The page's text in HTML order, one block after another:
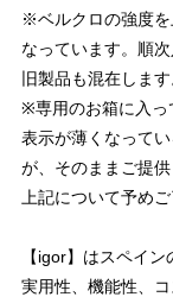
※ベルクロの強度を
なっています。順
旧製品も混在します
※専用のお箱に入っ
表示が薄くなって
が、そのままご提供
上記について予め
【igor】はスペイ
実用性、機能性、